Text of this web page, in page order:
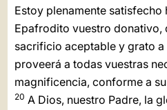
Estoy plenamente
Epafrodito vuestro donativo,
sacrificio aceptable y grato a
proveerá a todas vuestras
magnificencia, conforme a
20 A Dios, nuestro Padre, la